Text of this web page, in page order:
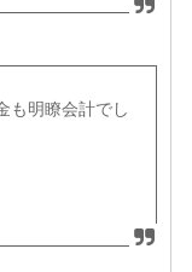
も明瞭会計でし